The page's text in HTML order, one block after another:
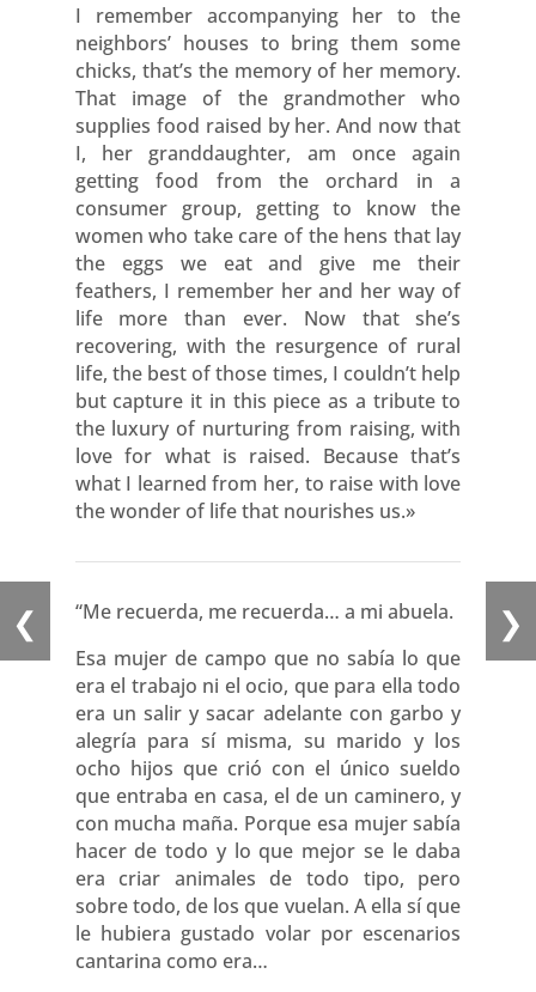
I remember accompanying her to the
neighbors’ houses to bring them some
chicks, that’s the memory of her memory.
That image of the grandmother who
supplies food raised by her. And now that
I, her granddaughter, am once again
getting food from the orchard in a
consumer group, getting to know the
women who take care of the hens that lay
the eggs we eat and give me their
feathers, I remember her and her way of
life more than ever. Now that she’s
recovering, with the resurgence of rural
life, the best of those times, I couldn’t help
but capture it in this piece as a tribute to
the luxury of nurturing from raising, with
love for what is raised. Because that’s
what I learned from her, to raise with love
the wonder of life that nourishes us.»
“Me recuerda, me recuerda… a mi abuela.
Esa mujer de campo que no sabía lo que
era el trabajo ni el ocio, que para ella todo
era un salir y sacar adelante con garbo y
alegría para sí misma, su marido y los
ocho hijos que crió con el único sueldo
que entraba en casa, el de un caminero, y
con mucha maña. Porque esa mujer sabía
hacer de todo y lo que mejor se le daba
era criar animales de todo tipo, pero
sobre todo, de los que vuelan. A ella sí que
le hubiera gustado volar por escenarios
cantarina como era…
❯
❮